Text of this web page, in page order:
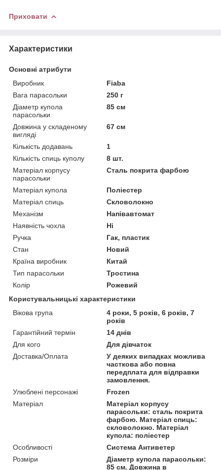
Приховати
Характеристики
Основні атрибути
Виробник
Fiaba
Вага парасольки
250 г
Діаметр купола
парасольки
85 см
Довжина у складеному
вигляді
67 см
Кількість додавань
1
Кількість спиць куполу
8 шт.
Матеріал корпусу
парасольки
Сталь покрита фарбою
Матеріал купола
Поліестер
Матеріал спиць
Скловолокно
Механізм
Напівавтомат
Наявність чохла
Ні
Ручка
Гак, пластик
Стан
Новий
Країна виробник
Китай
Тип парасольки
Тростина
Колір
Рожевий
Користувальницькі характеристики
Вікова група
4 роки, 5 років, 6 років, 7
років
Гарантійний термін
14 днів
Для кого
Для дівчаток
Доставка/Оплата
У деяких випадках можлива
часткова або повна
передплата для відправки
замовлення.
Улюблені персонажі
Frozen
Матеріал
Матеріал корпусу
парасольки: сталь покрита
фарбою. Матеріал спиць:
скловолокно. Матеріал
купола: поліестер
Особливості
Система Антиветер
Розміри
Діаметр купола парасольки:
85 см. Довжина в